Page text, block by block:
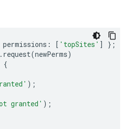
permissions : [ 'topSites' ]
};
. request(newPerms)
{
);
granted' );